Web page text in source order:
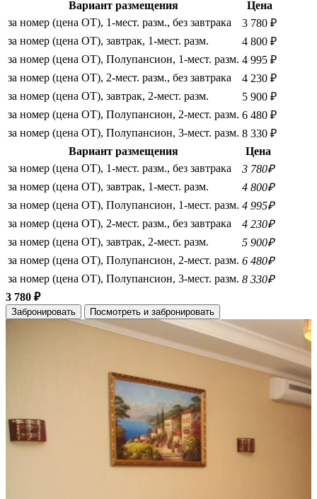
Вариант размещения
Цена
за номер (цена ОТ), 1-мест. разм., без завтрака
3 780 ₽
за номер (цена ОТ), завтрак, 1-мест. разм.
4 800 ₽
за номер (цена ОТ), Полупансион, 1-мест. разм. 4 995 ₽
за номер (цена ОТ), 2-мест. разм., без завтрака
4 230 ₽
за номер (цена ОТ), завтрак, 2-мест. разм.
5 900 ₽
за номер (цена ОТ), Полупансион, 2-мест. разм. 6 480 ₽
за номер (цена ОТ), Полупансион, 3-мест. разм. 8 330 ₽
Вариант размещения
Цена
за номер (цена ОТ), 1-мест. разм., без завтрака
3 780₽
за номер (цена ОТ), завтрак, 1-мест. разм.
4 800₽
за номер (цена ОТ), Полупансион, 1-мест. разм. 4 995₽
за номер (цена ОТ), 2-мест. разм., без завтрака
4 230₽
за номер (цена ОТ), завтрак, 2-мест. разм.
5 900₽
за номер (цена ОТ), Полупансион, 2-мест. разм. 6 480₽
за номер (цена ОТ), Полупансион, 3-мест. разм. 8 330₽
3 780 ₽
Забронировать Посмотреть и забронировать